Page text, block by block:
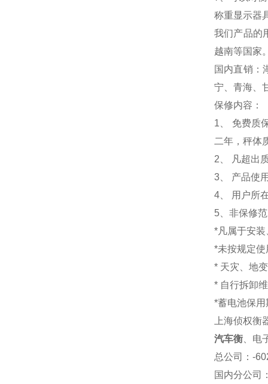
称重显示器
我们产品的
越南等国家
国内直销：
宁、青海、
保修内容：
1 、 免费
二年，秤体
2、 凡超出
3、 产品使
4、 用户所
5、非保修
*凡属于安
*未按规定
* 天灾、地
* 自行拆卸
*蓄电池保用
上海侦权
汽车衡 、
总公司
：-
国内分公司